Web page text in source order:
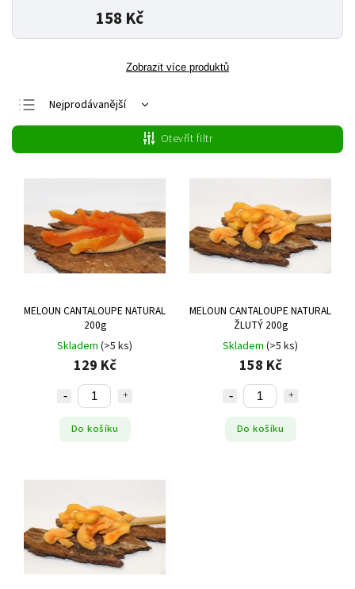
158 Kč
Zobrazit více produktů
Nejprodávanější
Nejlevnější
Nejdražší
Otevřít filtr
MELOUN CANTALOUPE NATURAL
200g
Skladem (>5 ks)
129 Kč
Do košíku
MELOUN CANTALOUPE NATURAL
ŽLUTÝ 200g
Skladem (>5 ks)
158 Kč
Do košíku